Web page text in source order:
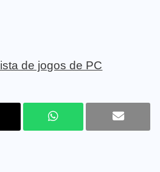
lista de jogos de PC